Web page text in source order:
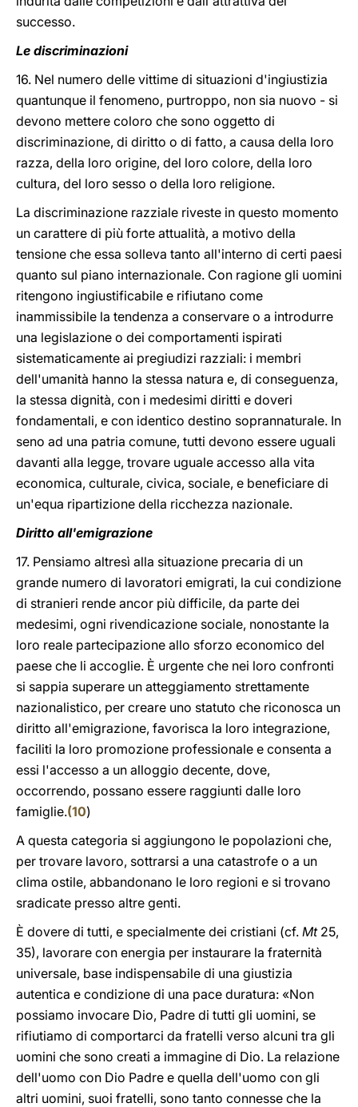
successo.
Le discriminazioni
16. Nel numero delle vittime di situazioni d'ingiustizia
quantunque il fenomeno, purtroppo, non sia nuovo - si
devono mettere coloro che sono oggetto di
discriminazione, di diritto o di fatto, a causa della loro
razza, della loro origine, del loro colore, della loro
cultura, del loro sesso o della loro religione.
La discriminazione razziale riveste in questo momento
un carattere di più forte attualità, a motivo della
tensione che essa solleva tanto all'interno di certi paesi
quanto sul piano internazionale. Con ragione gli uomini
ritengono ingiustificabile e rifiutano come
inammissibile la tendenza a conservare o a introdurre
una legislazione o dei comportamenti ispirati
sistematicamente ai pregiudizi razziali: i membri
dell'umanità hanno la stessa natura e, di conseguenza,
la stessa dignità, con i medesimi diritti e doveri
fondamentali, e con identico destino soprannaturale. In
seno ad una patria comune, tutti devono essere uguali
davanti alla legge, trovare uguale accesso alla vita
economica, culturale, civica, sociale, e beneficiare di
un'equa ripartizione della ricchezza nazionale.
Diritto all'emigrazione
17. Pensiamo altresì alla situazione precaria di un
grande numero di lavoratori emigrati, la cui condizione
di stranieri rende ancor più difficile, da parte dei
medesimi, ogni rivendicazione sociale, nonostante la
loro reale partecipazione allo sforzo economico del
paese che li accoglie. È urgente che nei loro confronti
si sappia superare un atteggiamento strettamente
nazionalistico, per creare uno statuto che riconosca un
diritto all'emigrazione, favorisca la loro integrazione,
faciliti la loro promozione professionale e consenta a
essi l'accesso a un alloggio decente, dove,
occorrendo, possano essere raggiunti dalle loro
famiglie.(10)
A questa categoria si aggiungono le popolazioni che,
per trovare lavoro, sottrarsi a una catastrofe o a un
clima ostile, abbandonano le loro regioni e si trovano
sradicate presso altre genti.
È dovere di tutti, e specialmente dei cristiani (cf. Mt25,
35), lavorare con energia per instaurare la fraternità
universale, base indispensabile di una giustizia
autentica e condizione di una pace duratura: «Non
possiamo invocare Dio, Padre di tutti gli uomini, se
rifiutiamo di comportarci da fratelli verso alcuni tra gli
uomini che sono creati a immagine di Dio. La relazione
dell'uomo con Dio Padre e quella dell'uomo con gli
altri uomini, suoi fratelli, sono tanto connesse che la